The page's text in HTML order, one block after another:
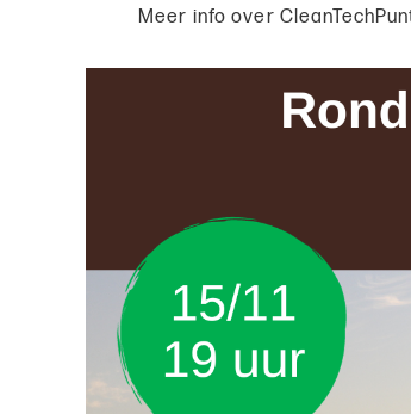
Meer info over